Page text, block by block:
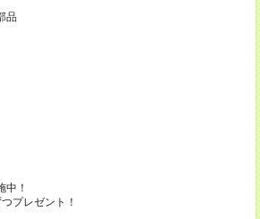
品
中！
プレゼント！